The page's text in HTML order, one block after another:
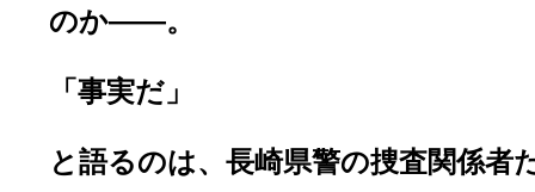
のか――。
「事実だ」
と語るのは、長崎県警の捜査関係者